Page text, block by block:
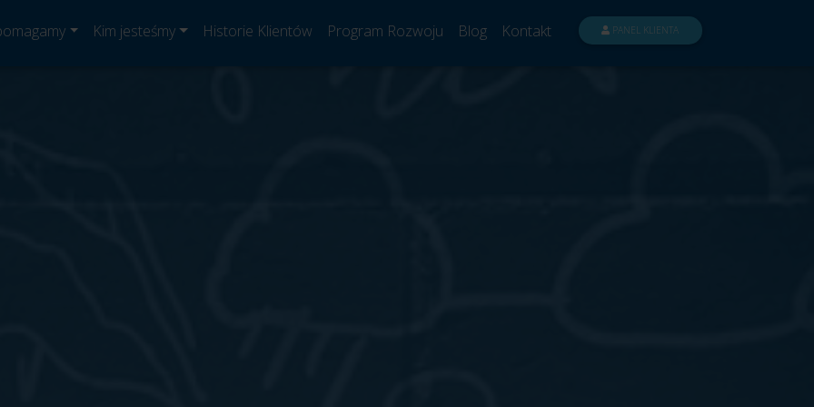
Kim jesteśmy Historie Klientów Program Rozwoju Blog Kontakt PANEL KLIENTA